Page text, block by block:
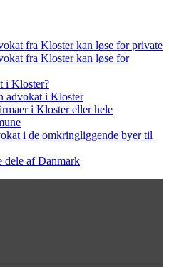
fra Kloster kan løse for private
fra Kloster kan løse for
i Kloster?
advokat i Kloster
i Kloster eller hele
i de omkringliggende byer til
dele af Danmark